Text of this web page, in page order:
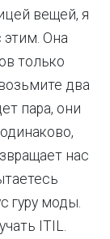
вещей, я
этим. Она
только
два
пара, они
нас
гуру моды.
ITIL.